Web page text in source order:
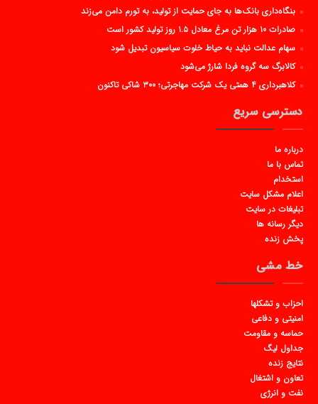
بنگاه‌داری بانک‌ها به جای حمایت از تولید، به تورم دامن می‌زند
صادرات ۱۰ هزار تن مرغ معادل ۱.۵ روز تولید کشور است
سهام عدالت نباید به حیاط خلوت سیاسیون تبدیل شود
کالابرگ سه گروه فردا شارژ می‌شود
کلاهبرداری ۴ همتی یک شرکت مهاجرتی؛ ۳۰۰ شاکی تاکنون
دسترسی سریع
درباره ما
تماس با ما
استخدام
اعلام مشکل سایت
تبلیغات در سایت
دیگر رسانه ها
پخش زنده
خط مشی
احزاب و تشکلها
امنیتی و دفاعی
حماسه و مقاومت
جداول لیگ
نتایج زنده
تعاون و اشتغال
نفت و انرژی